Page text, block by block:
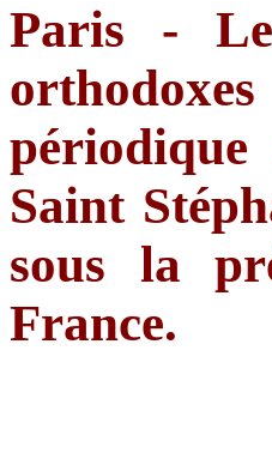
Paris -
Saint
sous la
France.